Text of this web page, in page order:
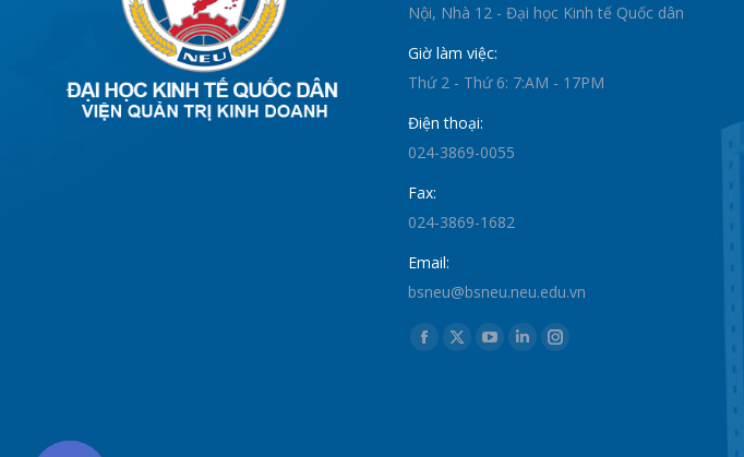
Nội, Nhà 12 - Đại học Kinh tế Quốc dân
Giờ làm việc:
Thứ 2 - Thứ 6: 7:AM - 17PM
Điện thoại:
024-3869-0055
Fax:
024-3869-1682
Email:
bsneu@bsneu.neu.edu.vn
Find us on:
Facebook
X
YouTube
LinkedinInstagram